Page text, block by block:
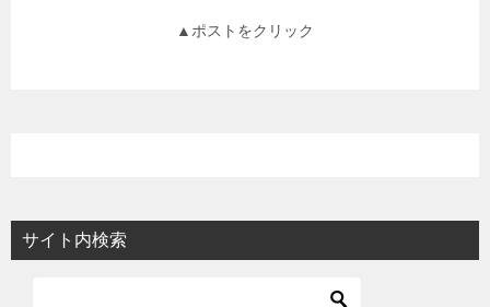
▲ポストをクリック
サイト内検索